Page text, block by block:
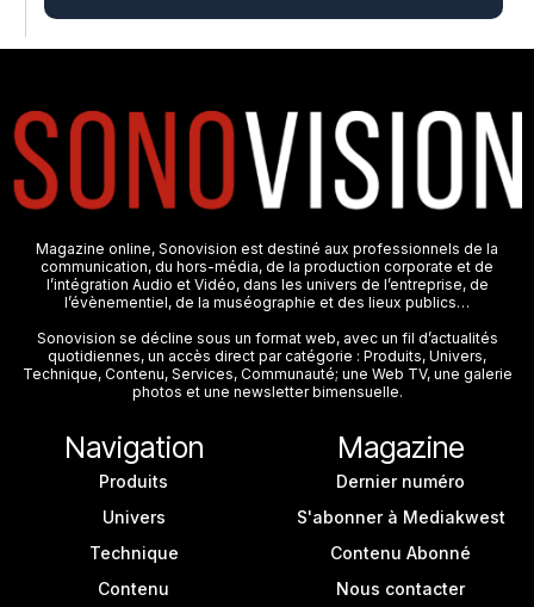
Magazine online, Sonovision est destiné aux professionnels de la
communication, du hors-média, de la production corporate et de
l’intégration Audio et Vidéo, dans les univers de l’entreprise, de
l’évènementiel, de la muséographie et des lieux publics…
Sonovision se décline sous un format web, avec un fil d’actualités
quotidiennes, un accès direct par catégorie : Produits, Univers,
Technique, Contenu, Services, Communauté; une Web TV, une galerie
photos et une newsletter bimensuelle.
Navigation
Produits
Univers
Technique
Contenu
Magazine
Dernier numéro
S'abonner à Mediakwest
Contenu Abonné
Nous contacter